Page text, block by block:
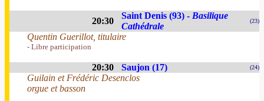
20:30
Saint Denis (93) - Basilique
Cathédrale
(23)
Quentin Guerillot, titulaire
- Libre participation
20:30 Saujon (17) (24)
Guilain et Frédéric Desenclos
orgue et basson